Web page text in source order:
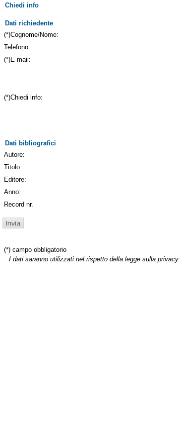
Chiedi info
Dati richiedente
(*)Cognome/Nome:
Telefono:
(*)E-mail:
(*)Chiedi info:
Dati bibliografici
Autore:
Titolo:
Editore:
Anno:
Record nr.
(*) campo obbligatorio
I dati saranno utilizzati nel rispetto della legge sulla privacy.